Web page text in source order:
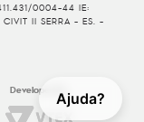
Ajuda?
0004-44 IE:
II SERRA - ES. -
Developed By